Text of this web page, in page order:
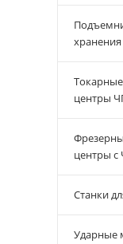
хранения
центры
центры с
Станки
Ударные